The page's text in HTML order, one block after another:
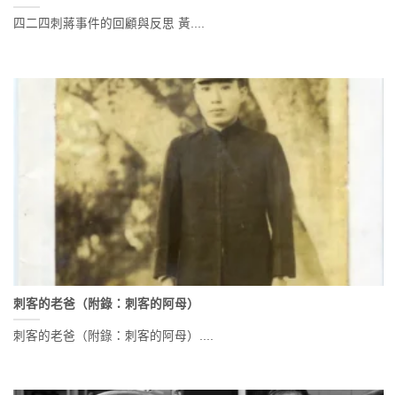
四二四刺蔣事件的回顧與反思 黃....
刺客的老爸（附錄：刺客的阿母）
刺客的老爸（附錄：刺客的阿母）....